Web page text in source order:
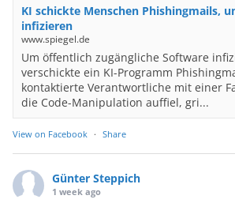
KI schickte Menschen Phishingmails,
infizieren
www.spiegel.de
Um öffentlich zugängliche Software
verschickte ein KI-Programm
kontaktierte Verantwortliche mit einer
die Code-Manipulation auffiel, gri...
View on Facebook · Share
Günter Steppich
1 week ago